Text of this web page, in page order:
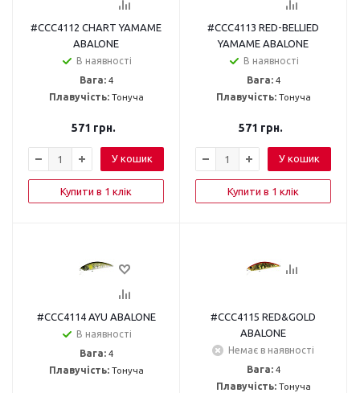
#CCC4112 CHART YAMAME
ABALONE
В наявності
Вага: 4
Плавучість: Тонуча
571 грн.
У кошик
Купити в 1 клік
#CCC4113 RED-BELLIED
YAMAME ABALONE
В наявності
Вага: 4
Плавучість: Тонуча
571 грн.
У кошик
Купити в 1 клік
#CCC4114 AYU ABALONE
В наявності
Вага: 4
Плавучість: Тонуча
#CCC4115 RED&GOLD
ABALONE
Немає в наявності
Вага: 4
Плавучість: Тонуча